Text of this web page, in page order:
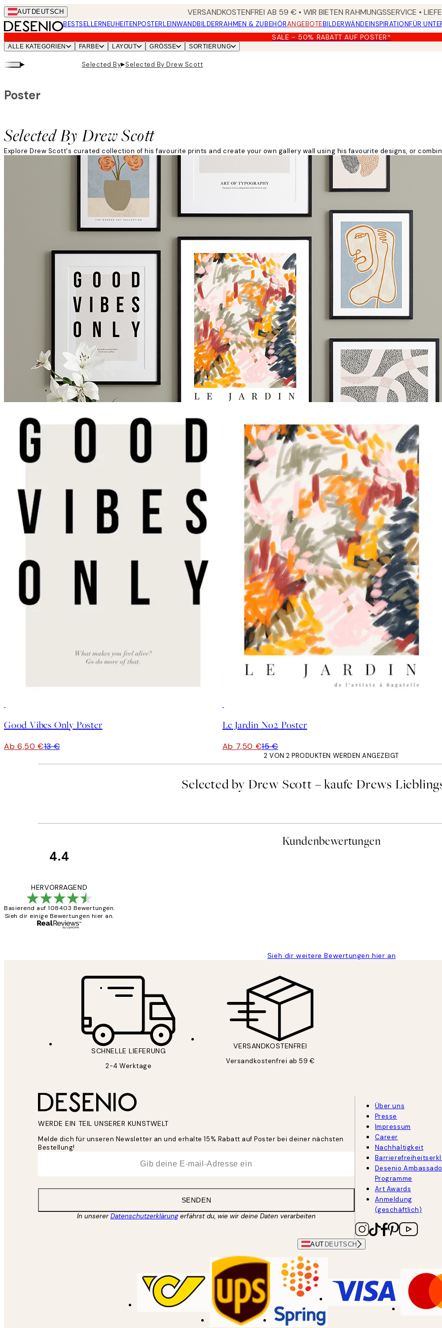
Skip
to
main
content.
AUT DEUTSCH VERSANDKOSTENFREI AB 59 € • WIR BIETEN RAHMUNGSSERVICE •
BESTSELLERNEUHEITENPOSTERLEINWANDBILDERRAHMEN & ZUBEHÖRANGEBOTEBILDERWÄNDEINSPIRATIONFÜR
SALE - 50% RABATT AUF POSTER*
ALLE KATEGORIEN FARBE LAYOUT GRÖSSE SORTIERUNG
▸ Selected By▸Selected By Drew Scott
Selected By Drew Scott
Poster
Explore Drew Scott's curated collection of his favourite prints and create your own gallery wall using his favourite designs, or
Good Vibes Only Poster
Ab 6,50 €13 €
Le Jardin No2 Poster
Ab 7,50 €15 €
2 VON 2 PRODUKTEN WERDEN ANGEZEIGT
Selected by Drew Scott – kaufe Drews
Kundenbewertungen
4.4
HERVORRAGEND
Basierend auf 108403 Bewertungen.
Sieh dir einige Bewertungen hier an.
Sieh dir weitere Bewertungen hier an
SCHNELLE LIEFERUNG
2-4 Werktage
VERSANDKOSTENFREI
Versandkostenfrei ab 59 €
WERDE EIN TEIL UNSERER KUNSTWELT
Melde dich für unseren Newsletter an und erhalte 15% Rabatt auf Poster bei deiner nächsten
Bestellung!
SENDEN
In unsererDatenschutzerklärungerfährst du, wie wir deine Daten verarbeiten
Über uns
Presse
Impressum
Career
Nachhaltigkeit
Desenio
Programme
Art Awards
Anmeldung
(geschäftlich)
AUT DEUTSCH